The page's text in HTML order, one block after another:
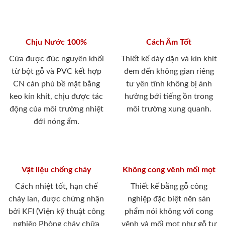
Chịu Nước 100%
Cửa được đúc nguyên khối
từ bột gỗ và PVC kết hợp
CN cán phủ bề mặt bằng
keo kín khít, chịu được tác
động của môi trường nhiệt
đới nóng ẩm.
Cách Âm Tốt
Thiết kế dày dặn và kín khít
đem đến không gian riêng
tư yên tĩnh không bị ảnh
hưởng bới tiếng ồn trong
môi trường xung quanh.
Vật liệu chống cháy
Cách nhiệt tốt, hạn chế
cháy lan, được chứng nhận
bởi KFI (Viện kỹ thuật công
nghiệp Phòng cháy chữa
Không cong vênh mối mọt
Thiết kế bằng gỗ công
nghiệp đặc biệt nên sản
phẩm nói không với cong
vênh và mối mọt như gỗ tự